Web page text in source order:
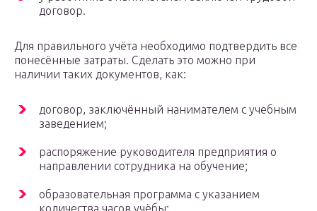
договор.
Для правильного учёта необходимо подтвердить все
понесённые затраты. Сделать это можно при
наличии таких документов, как:
договор, заключённый нанимателем с учебным
заведением;
распоряжение руководителя предприятия о
направлении сотрудника на обучение;
образовательная программа с указанием
количества часов учёбы;